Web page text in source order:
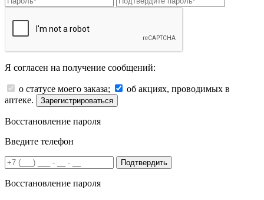
Я согласен на получение сообщений:
о статусе моего заказа;
об акциях, проводимых в
аптеке.
Зарегистрироваться
Восстановление пароля
Введите телефон
Подтвердить
Восстановление пароля